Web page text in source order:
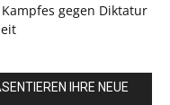
gegen Diktatur
IHRE NEUE